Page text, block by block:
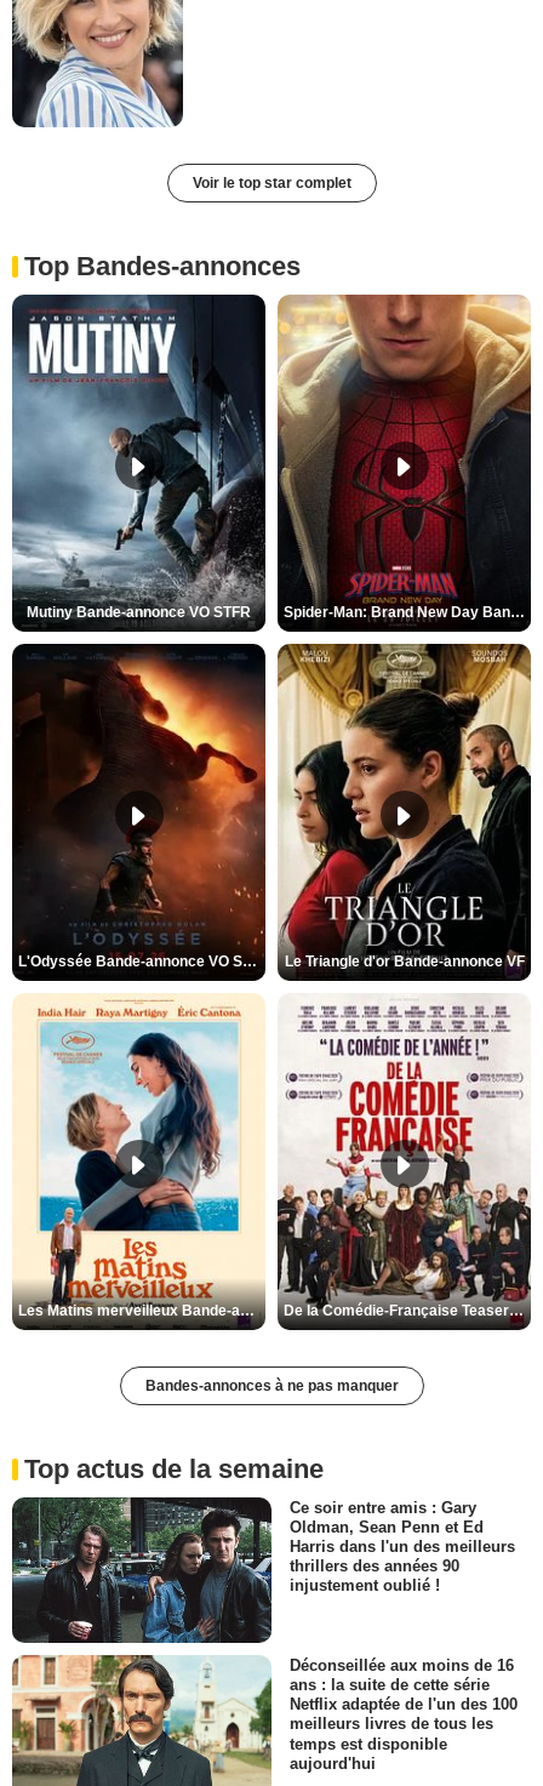
Voir le top star complet
Top Bandes-annonces
Mutiny Bande-annonce VO STFR Spider-Man: Brand New Day Bande-annonce VO STFR
L'Odyssée Bande-annonce VO STFR Le Triangle d'or Bande-annonce VF
Les Matins merveilleux Bande-annonce VF De la Comédie-Française Teaser VF
Bandes-annonces à ne pas manquer
Top actus de la semaine
Ce soir entre amis : Gary
Oldman, Sean Penn et Ed
Harris dans l'un des meilleurs
thrillers des années 90
injustement oublié !
Déconseillée aux moins de 16
ans : la suite de cette série
Netflix adaptée de l'un des 100
meilleurs livres de tous les
temps est disponible
aujourd'hui